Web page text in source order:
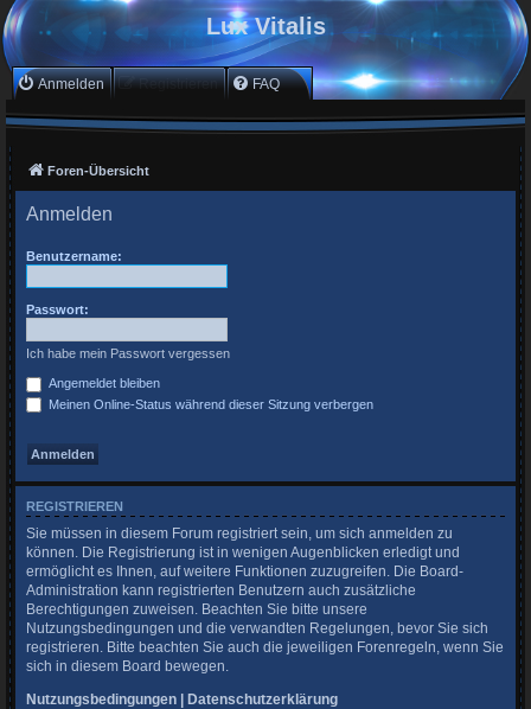
Lux Vitalis
Anmelden Registrieren FAQ
Foren-Übersicht
Anmelden
Benutzername:
Passwort:
Ich habe mein Passwort vergessen
Angemeldet bleiben
Meinen Online-Status während dieser Sitzung verbergen
REGISTRIEREN
Sie müssen in diesem Forum registriert sein, um sich anmelden zu
können. Die Registrierung ist in wenigen Augenblicken erledigt und
ermöglicht es Ihnen, auf weitere Funktionen zuzugreifen. Die Board-
Administration kann registrierten Benutzern auch zusätzliche
Berechtigungen zuweisen. Beachten Sie bitte unsere
Nutzungsbedingungen und die verwandten Regelungen, bevor Sie sich
registrieren. Bitte beachten Sie auch die jeweiligen Forenregeln, wenn Sie
sich in diesem Board bewegen.
Nutzungsbedingungen | Datenschutzerklärung